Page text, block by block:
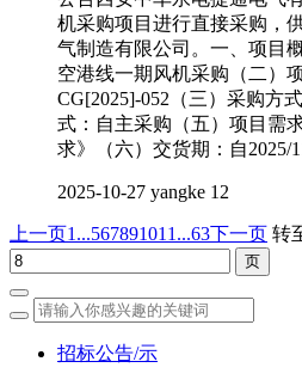
机采购项目进行直接采购，
气制造有限公司。一、项目
空港线一期风机采购（二）
CG[2025]-052（三）采购方
式：自主采购（五）项目需
求》（六）交货期：自2025/
2025-10-27 yangke 12
上一页1...567891011 ...63下一页 转
招标公告/示